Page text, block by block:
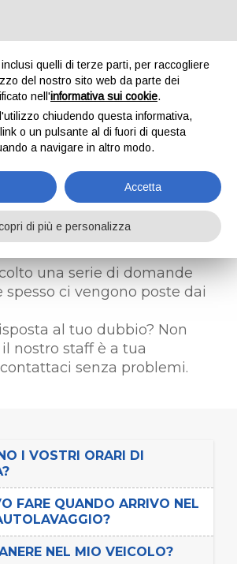
ALLE TUE
una serie di domande
ci vengono poste dai
al tuo dubbio? Non
nostro staff è a tua
senza problemi.
I VOSTRI ORARI DI
FARE QUANDO ARRIVO NEL
NEL MIO VEICOLO?
quelli di terze parti, per raccogliere
del nostro sito web da parte dei
nell'informativa sui cookie.
chiudendo questa informativa,
o un pulsante al di fuori di questa
a navigare in altro modo.
Accetta
di più e personalizza